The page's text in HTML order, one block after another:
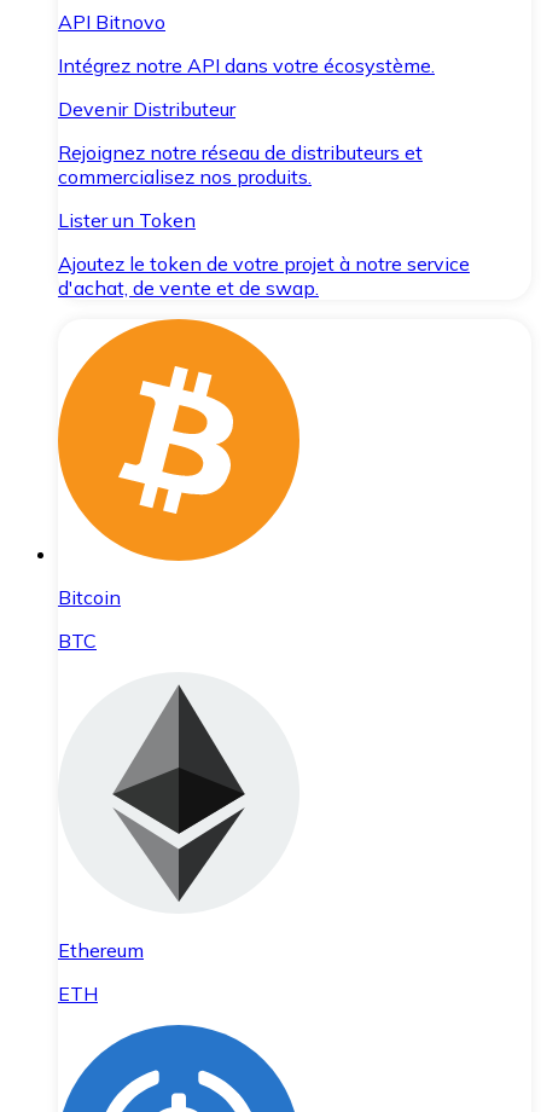
API Bitnovo
Intégrez notre API dans votre écosystème.
Devenir Distributeur
Rejoignez notre réseau de distributeurs et
commercialisez nos produits.
Lister un Token
Ajoutez le token de votre projet à notre service
d'achat, de vente et de swap.
Bitcoin
BTC
Ethereum
ETH